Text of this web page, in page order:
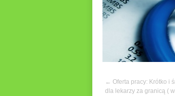
← Oferta pracy: Krótko i
dla lekarzy za granicą (